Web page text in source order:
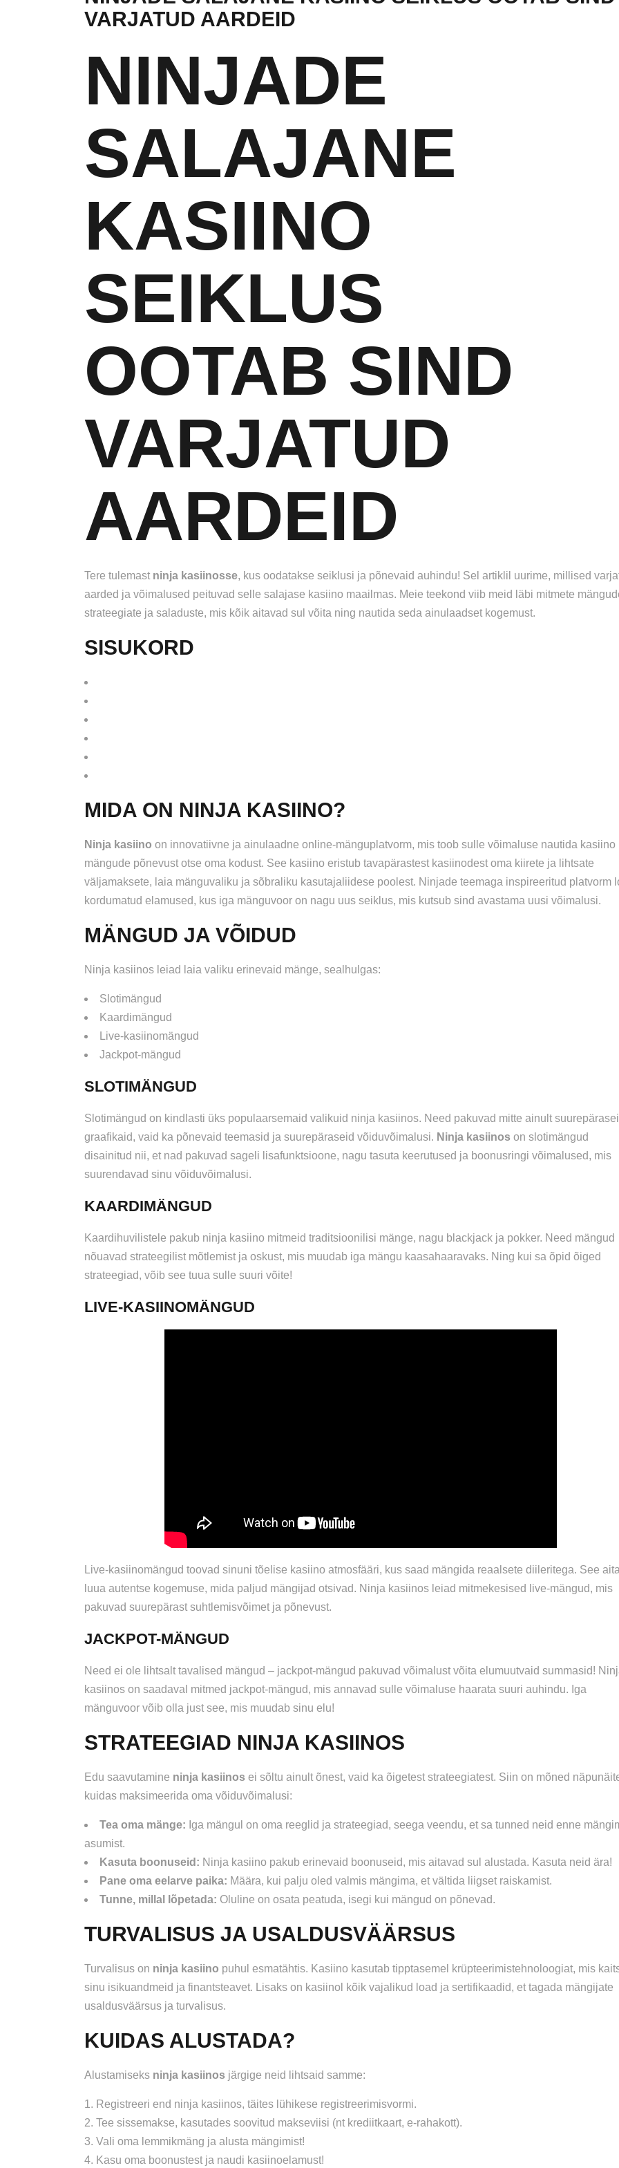
VARJATUD AARDEID
NINJADE
SALAJANE
KASIINO
SEIKLUS
OOTAB SIND
VARJATUD
AARDEID
Tere tulemast ninja kasiinosse, kus oodatakse seiklusi ja põnevaid auhindu! Sel artiklil uurime, millised
aarded ja võimalused peituvad selle salajase kasiino maailmas. Meie teekond viib meid läbi mitmete
strateegiate ja saladuste, mis kõik aitavad sul võita ning nautida seda ainulaadset kogemust.
SISUKORD
MIDA ON NINJA KASIINO?
Ninja kasiino on innovatiivne ja ainulaadne online-mänguplatvorm, mis toob sulle võimaluse nautida kasiino
mängude põnevust otse oma kodust. See kasiino eristub tavapärastest kasiinodest oma kiirete ja lihtsate
väljamaksete, laia mänguvaliku ja sõbraliku kasutajaliidese poolest. Ninjade teemaga inspireeritud platvorm
kordumatud elamused, kus iga mänguvoor on nagu uus seiklus, mis kutsub sind avastama uusi võimalusi.
MÄNGUD JA VÕIDUD
Ninja kasiinos leiad laia valiku erinevaid mänge, sealhulgas:
Slotimängud
Kaardimängud
Live-kasiinomängud
Jackpot-mängud
SLOTIMÄNGUD
Slotimängud on kindlasti üks populaarsemaid valikuid ninja kasiinos. Need pakuvad mitte ainult
graafikaid, vaid ka põnevaid teemasid ja suurepäraseid võiduvõimalusi. Ninja kasiinos on slotimängud
disainitud nii, et nad pakuvad sageli lisafunktsioone, nagu tasuta keerutused ja boonusringi võimalused, mis
suurendavad sinu võiduvõimalusi.
KAARDIMÄNGUD
Kaardihuvilistele pakub ninja kasiino mitmeid traditsioonilisi mänge, nagu blackjack ja pokker. Need mängud
nõuavad strateegilist mõtlemist ja oskust, mis muudab iga mängu kaasahaaravaks. Ning kui sa õpid õiged
strateegiad, võib see tuua sulle suuri võite!
LIVE-KASIINOMÄNGUD
Live-kasiinomängud toovad sinuni tõelise kasiino atmosfääri, kus saad mängida reaalsete diileritega. See
luua autentse kogemuse, mida paljud mängijad otsivad. Ninja kasiinos leiad mitmekesised live-mängud, mis
pakuvad suurepärast suhtlemisvõimet ja põnevust.
JACKPOT-MÄNGUD
Need ei ole lihtsalt tavalised mängud – jackpot-mängud pakuvad võimalust võita elumuutvaid summasid!
kasiinos on saadaval mitmed jackpot-mängud, mis annavad sulle võimaluse haarata suuri auhindu. Iga
mänguvoor võib olla just see, mis muudab sinu elu!
STRATEEGIAD NINJA KASIINOS
Edu saavutamine ninja kasiinos ei sõltu ainult õnest, vaid ka õigetest strateegiatest. Siin on mõned
kuidas maksimeerida oma võiduvõimalusi:
Tea oma mänge: Iga mängul on oma reeglid ja strateegiad, seega veendu, et sa tunned neid enne
asumist.
Kasuta boonuseid: Ninja kasiino pakub erinevaid boonuseid, mis aitavad sul alustada. Kasuta neid ära!
Pane oma eelarve paika: Määra, kui palju oled valmis mängima, et vältida liigset raiskamist.
Tunne, millal lõpetada: Oluline on osata peatuda, isegi kui mängud on põnevad.
TURVALISUS JA USALDUSVÄÄRSUS
Turvalisus on ninja kasiino puhul esmatähtis. Kasiino kasutab tipptasemel krüpteerimistehnoloogiat, mis
sinu isikuandmeid ja finantsteavet. Lisaks on kasiinol kõik vajalikud load ja sertifikaadid, et tagada mängijate
usaldusväärsus ja turvalisus.
KUIDAS ALUSTADA?
Alustamiseks ninja kasiinos järgige neid lihtsaid samme:
Registreeri end ninja kasiinos, täites lühikese registreerimisvormi.
Tee sissemakse, kasutades soovitud makseviisi (nt krediitkaart, e-rahakott).
Vali oma lemmikmäng ja alusta mängimist!
Kasu oma boonustest ja naudi kasiinoelamust!